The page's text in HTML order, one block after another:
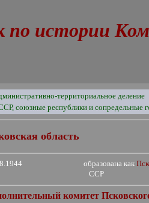
по истории
территориальное деление
союзные республики и сопредельные
область
образована как
ССР
комитет